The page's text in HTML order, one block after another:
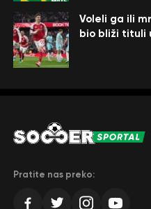
Voleli ga ili
bio bliži tituli
Pratite nas preko: